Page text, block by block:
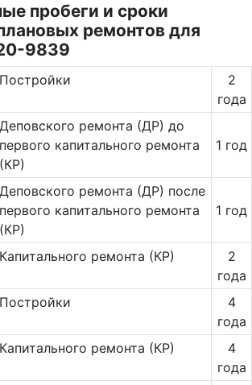
пробеги и сроки
ремонтов для
9839
Постройки
2
года
Деповского ремонта (ДР) до
первого капитального ремонта
(КР)
1 год
Деповского ремонта (ДР) после
первого капитального ремонта
(КР)
1 год
Капитального ремонта (КР)
2
года
Постройки
4
года
Капитального ремонта (КР)
4
года